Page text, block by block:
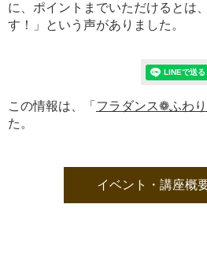
に、ポイントまでいただけるとは
す！」という声がありました。
この情報は、「 フラダンス❁ふわり
た。
イベント・講座概